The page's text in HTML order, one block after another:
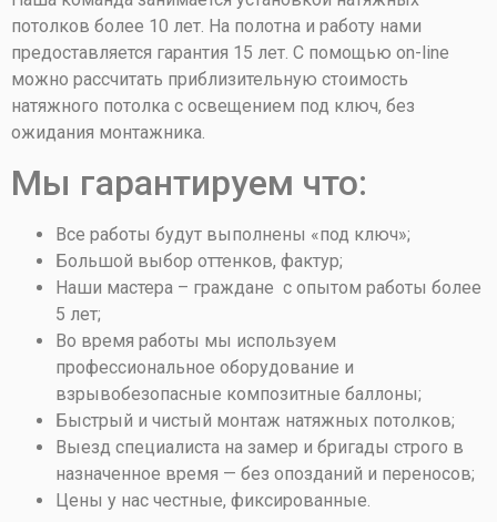
потолков более 10 лет. На полотна и работу нами
предоставляется гарантия 15 лет. С помощью on-line
можно рассчитать приблизительную стоимость
натяжного потолка с освещением под ключ, без
ожидания монтажника.
Мы гарантируем что:
Все работы будут выполнены «под ключ»;
Большой выбор оттенков, фактур;
Наши мастера – граждане с опытом работы более
5 лет;
Во время работы мы используем
профессиональное оборудование и
взрывобезопасные композитные баллоны;
Быстрый и чистый монтаж натяжных потолков;
Выезд специалиста на замер и бригады строго в
назначенное время — без опозданий и переносов;
Цены у нас честные, фиксированные.